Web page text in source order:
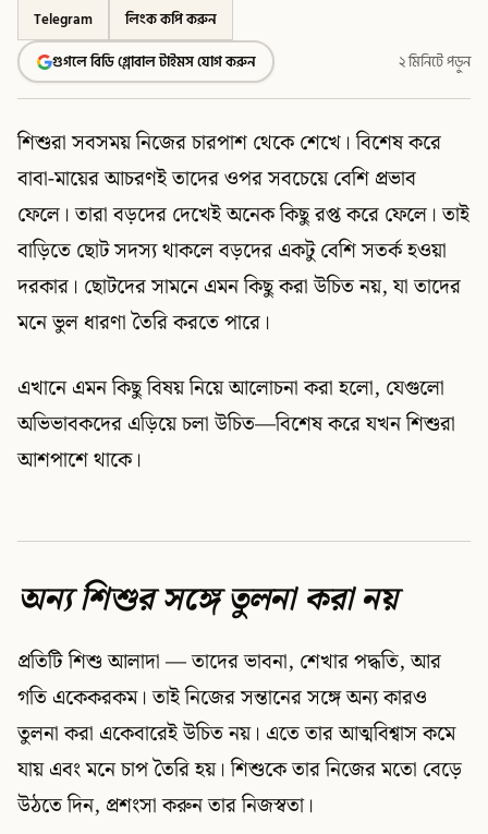
Telegram
লিংক কপি করুন
গুগলে বিডি গ্লোবাল টাইমস যোগ করুন
২ মিনিটে পড়ুন
শিশুরা সবসময় নিজের চারপাশ থেকে শেখে। বিশেষ করে
বাবা-মায়ের আচরণই তাদের ওপর সবচেয়ে বেশি প্রভাব
ফেলে। তারা বড়দের দেখেই অনেক কিছু রপ্ত করে ফেলে। তাই
বাড়িতে ছোট সদস্য থাকলে বড়দের একটু বেশি সতর্ক হওয়া
দরকার। ছোটদের সামনে এমন কিছু করা উচিত নয়, যা তাদের
মনে ভুল ধারণা তৈরি করতে পারে।
এখানে এমন কিছু বিষয় নিয়ে আলোচনা করা হলো, যেগুলো
অভিভাবকদের এড়িয়ে চলা উচিত—বিশেষ করে যখন শিশুরা
আশপাশে থাকে।
অন্য শিশুর সঙ্গে তুলনা করা নয়
প্রতিটি শিশু আলাদা — তাদের ভাবনা, শেখার পদ্ধতি, আর
গতি একেকরকম। তাই নিজের সন্তানের সঙ্গে অন্য কারও
তুলনা করা একেবারেই উচিত নয়। এতে তার আত্মবিশ্বাস কমে
যায় এবং মনে চাপ তৈরি হয়। শিশুকে তার নিজের মতো বেড়ে
উঠতে দিন, প্রশংসা করুন তার নিজস্বতা।